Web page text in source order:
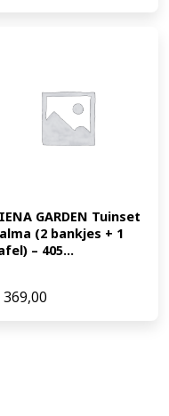
GARDEN Tuinset
(2 bankjes + 1
– 405...
369,00